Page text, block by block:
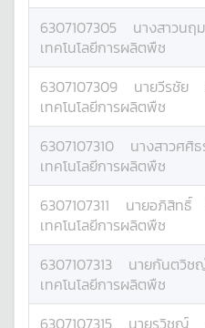
6307107305 นางสาวนฤ
เทคโนโลยีการผลิตพืช
6307107309 นายวีรชัย
เทคโนโลยีการผลิตพืช
6307107310 นางสาวศศิธ
เทคโนโลยีการผลิตพืช
6307107311 นายอภิสิทธิ์
เทคโนโลยีการผลิตพืช
6307107313 นายกันตวิช
เทคโนโลยีการผลิตพืช
6307107315 นายรวิชญ์